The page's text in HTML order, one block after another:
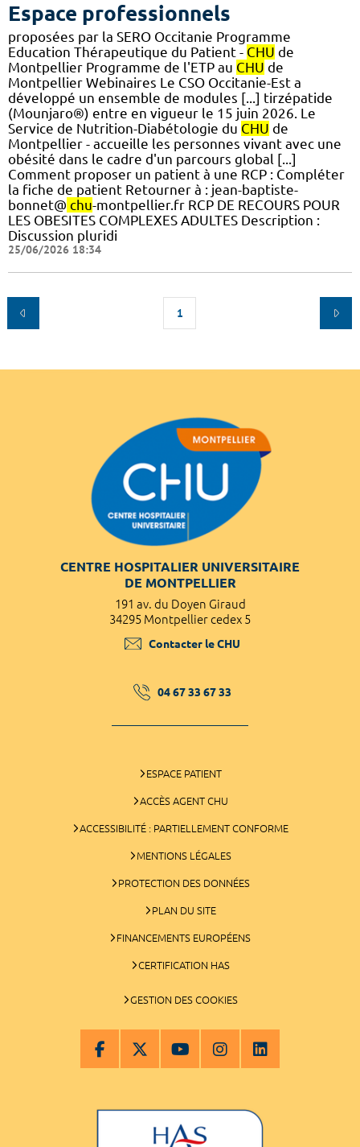
Espace professionnels
proposées par la SERO Occitanie Programme
Education Thérapeutique du Patient - CHU de
Montpellier Programme de l'ETP au CHU de
Montpellier Webinaires Le CSO Occitanie-Est a
développé un ensemble de modules [...] tirzépatide
(Mounjaro®) entre en vigueur le 15 juin 2026. Le
Service de Nutrition-Diabétologie du CHU de
Montpellier - accueille les personnes vivant avec une
obésité dans le cadre d'un parcours global [...]
Comment proposer un patient à une RCP : Compléter
la fiche de patient Retourner à : jean-baptiste-
bonnet@ chu-montpellier.fr RCP DE RECOURS POUR
LES OBESITES COMPLEXES ADULTES Description :
Discussion pluridi
25/06/2026 18:34
1
CENTRE HOSPITALIER UNIVERSITAIRE
DE MONTPELLIER
191 av. du Doyen Giraud
34295 Montpellier cedex 5
Contacter le CHU
04 67 33 67 33
ESPACE PATIENT
ACCÈS AGENT CHU
ACCESSIBILITÉ : PARTIELLEMENT CONFORME
MENTIONS LÉGALES
PROTECTION DES DONNÉES
PLAN DU SITE
FINANCEMENTS EUROPÉENS
CERTIFICATION HAS
GESTION DES COOKIES